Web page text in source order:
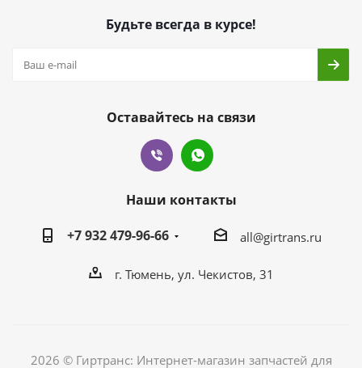
Будьте всегда в курсе!
Оставайтесь на связи
Наши контакты
+7 932 479-96-66
all@girtrans.ru
г. Тюмень, ул. Чекистов, 31
2026 © Гиртранс: Интернет-магазин запчастей для